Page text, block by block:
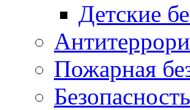
Детские
Пожарная